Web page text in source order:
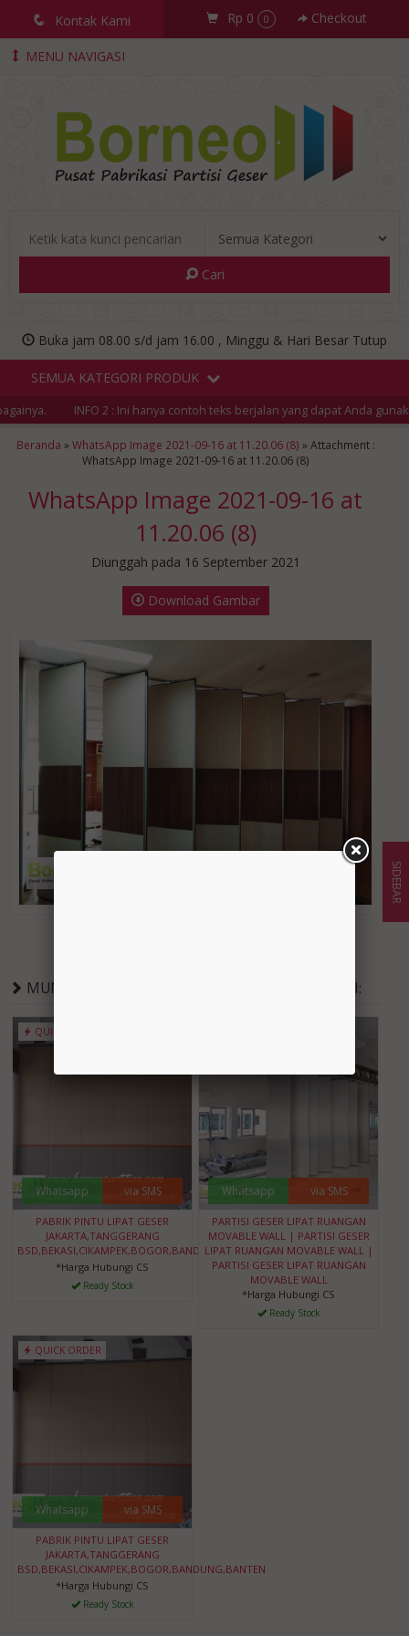
q Kontak Kami Rp 0 0 Checkout
MENU NAVIGASI
Cari
Buka jam 08.00 s/d jam 16.00 , Minggu & Hari Besar Tutup
SEMUA KATEGORI PRODUK
INFO 2 : Ini hanya contoh teks berjalan yang dapat Anda
Beranda »WhatsApp Image 2021-09-16 at 11.20.06 (8) » Attachment :
WhatsApp Image 2021-09-16 at 11.20.06 (8)
WhatsApp Image 2021-09-16 at
11.20.06 (8)
Diunggah pada 16 September 2021
Download Gambar
MUNGKIN ANDA TERTARIK PRODUK BERIKUT INI:
QUICK ORDER
Whatsapp via SMS
PABRIK PINTU LIPAT GESER
JAKARTA,TANGGERANG
BSD,BEKASI,CIKAMPEK,BOGOR,BANDUNG,BANTEN
*Harga Hubungi CS
Ready Stock
Whatsapp via SMS
PARTISI GESER LIPAT RUANGAN
MOVABLE WALL | PARTISI GESER
LIPAT RUANGAN MOVABLE WALL |
PARTISI GESER LIPAT RUANGAN
MOVABLE WALL
*Harga Hubungi CS
Ready Stock
QUICK ORDER
Whatsapp via SMS
PABRIK PINTU LIPAT GESER
JAKARTA,TANGGERANG
BSD,BEKASI,CIKAMPEK,BOGOR,BANDUNG,BANTEN
*Harga Hubungi CS
Ready Stock
SIDEBAR